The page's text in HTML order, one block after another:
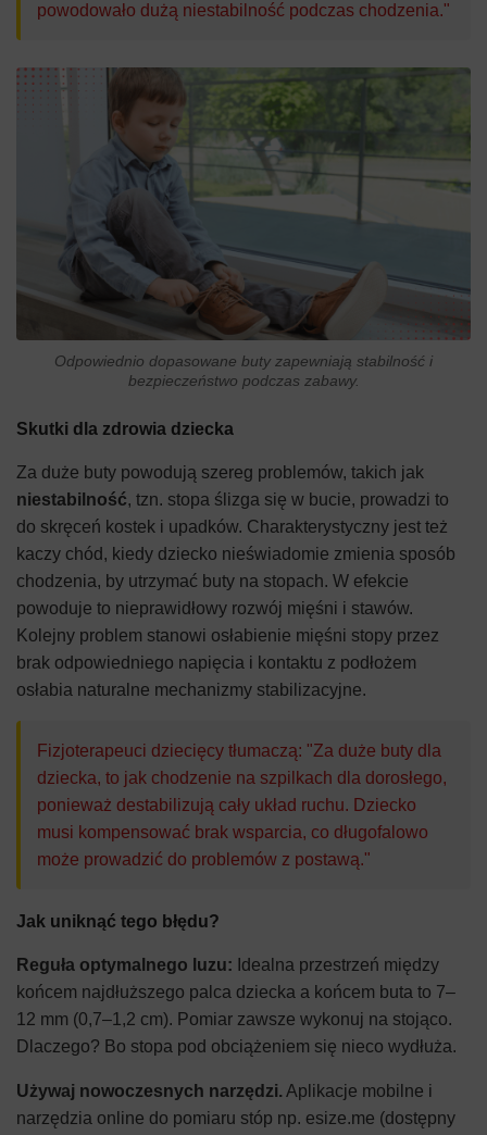
powodowało dużą niestabilność podczas chodzenia."
Odpowiednio dopasowane buty zapewniają stabilność i
bezpieczeństwo podczas zabawy.
Skutki dla zdrowia dziecka
Za duże buty powodują szereg problemów, takich jak
niestabilność, tzn. stopa ślizga się w bucie, prowadzi to
do skręceń kostek i upadków. Charakterystyczny jest też
kaczy chód, kiedy dziecko nieświadomie zmienia sposób
chodzenia, by utrzymać buty na stopach. W efekcie
powoduje to nieprawidłowy rozwój mięśni i stawów.
Kolejny problem stanowi osłabienie mięśni stopy przez
brak odpowiedniego napięcia i kontaktu z podłożem
osłabia naturalne mechanizmy stabilizacyjne.
Fizjoterapeuci dziecięcy tłumaczą: "Za duże buty dla
dziecka, to jak chodzenie na szpilkach dla dorosłego,
ponieważ destabilizują cały układ ruchu. Dziecko
musi kompensować brak wsparcia, co długofalowo
może prowadzić do problemów z postawą."
Jak uniknąć tego błędu?
Reguła optymalnego luzu: Idealna przestrzeń między
końcem najdłuższego palca dziecka a końcem buta to 7–
12 mm (0,7–1,2 cm). Pomiar zawsze wykonuj na stojąco.
Dlaczego? Bo stopa pod obciążeniem się nieco wydłuża.
Używaj nowoczesnych narzędzi. Aplikacje mobilne i
narzędzia online do pomiaru stóp np. esize.me (dostępny